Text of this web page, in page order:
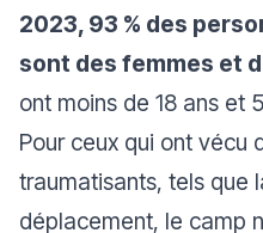
2023, 93 % des
sont des femmes et
ont moins de 18 ans et
Pour ceux qui ont vécu
traumatisants, tels que
déplacement, le camp